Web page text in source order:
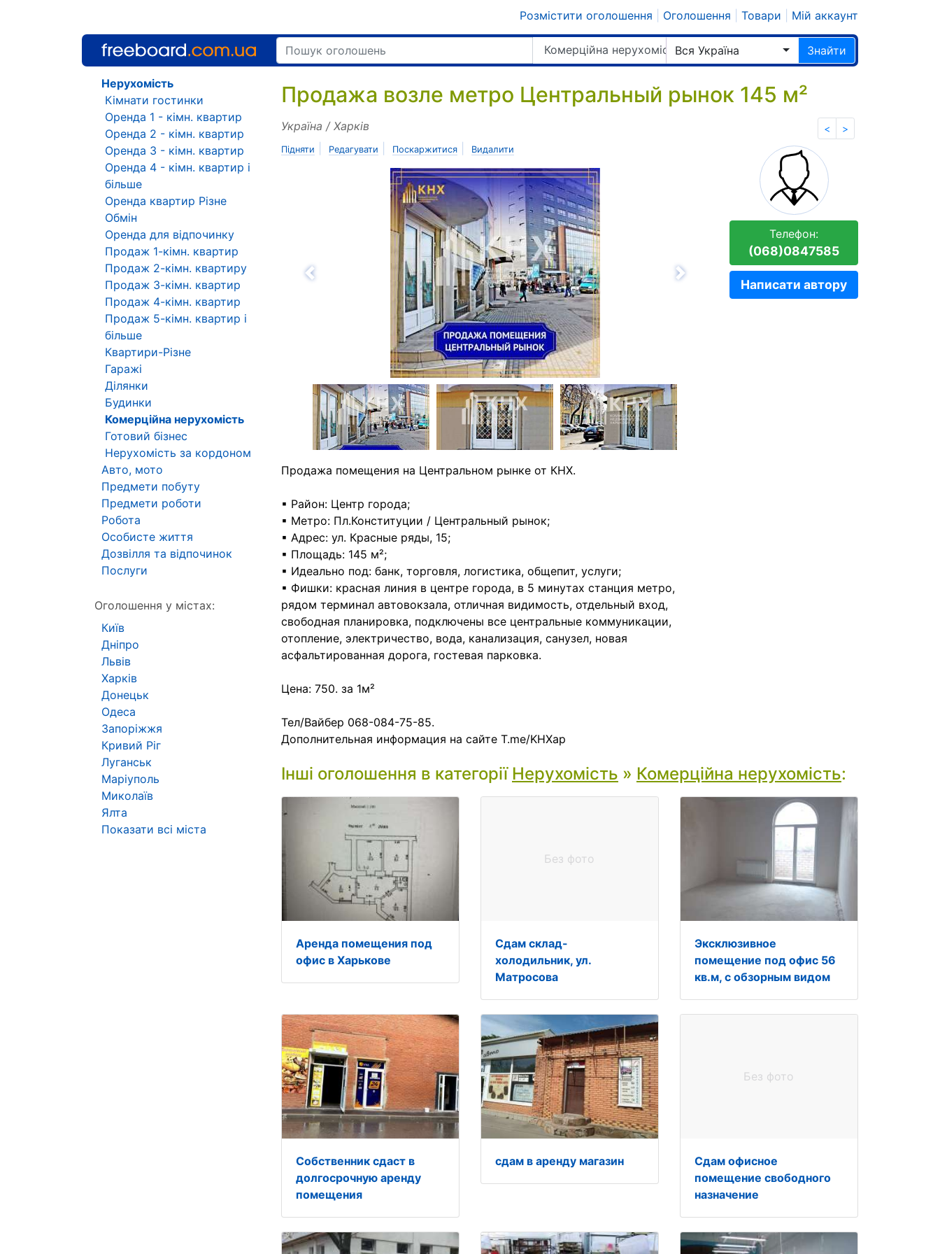
Розмістити оголошення Оголошення Товари Мій аккаунт
Комерційна нерухомістьВся Україна Знайти
Продажа возле метро Центральный рынок 145 м²
< >
Україна / Харків
Підняти Редагувати Поскаржитися Видалити
Назад
Продажа помещения на Центральном рынке от КНХ.
▪ Район: Центр города;
▪ Метро: Пл.Конституции / Центральный рынок;
▪ Адрес: ул. Красные ряды, 15;
▪ Площадь: 145 м²;
▪ Идеально под: банк, торговля, логистика, общепит, услуги;
▪ Фишки: красная линия в центре города, в 5 минутах станция метро,
рядом терминал автовокзала, отличная видимость, отдельный вход,
свободная планировка, подключены все центральные коммуникации,
отопление, электричество, вода, канализация, санузел, новая
асфальтированная дорога, гостевая парковка.
Цена: 750. за 1м²
Тел/Вайбер 068-084-75-85.
Дополнительная информация на сайте T.me/KHXap
Телефон:
(068)0847585
Написати автору
Інші оголошення в категорії Нерухомість » Комерційна нерухомість:
Аренда помещения под
офис в Харькове
Без фото
Cдам склад-
холодильник, ул.
Матросова
Эксклюзивное
помещение под офис 56
кв.м, с обзорным видом
Собственник сдаст в
долгосрочную аренду
помещения
сдам в аренду магазин
Без фото
Сдам офисное
помещение свободного
назначение
Нерухомість
Кімнати гостинки
Оренда 1 - кімн. квартир
Оренда 2 - кімн. квартир
Оренда 3 - кімн. квартир
Оренда 4 - кімн. квартир і
більше
Оренда квартир Різне
Обмін
Оренда для відпочинку
Продаж 1-кімн. квартир
Продаж 2-кімн. квартиру
Продаж 3-кімн. квартир
Продаж 4-кімн. квартир
Продаж 5-кімн. квартир і
більше
Квартири-Різне
Гаражі
Ділянки
Будинки
Комерційна нерухомість
Готовий бізнес
Нерухомість за кордоном
Авто, мото
Предмети побуту
Предмети роботи
Робота
Особисте життя
Дозвілля та відпочинок
Послуги
Оголошення у містах:
Київ
Дніпро
Львів
Харків
Донецьк
Одеса
Запоріжжя
Кривий Ріг
Луганськ
Маріуполь
Миколаїв
Ялта
Показати всі міста